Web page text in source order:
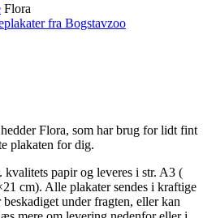
Flora
Flora, som har brug for lidt fint
plakaten for dig.
kvalitets papir og leveres i str. A3 (
cm). Alle plakater sendes i kraftige
under fragten, eller kan